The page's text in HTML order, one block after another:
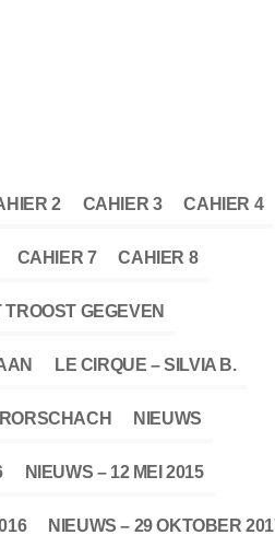
2 CAHIER 3 CAHIER 4
CAHIER 7 CAHIER 8
GEGEVEN
LE CIRQUE – SILVIA B.
NIEUWS
NIEUWS – 12 MEI 2015
NIEUWS – 29 OKTOBER